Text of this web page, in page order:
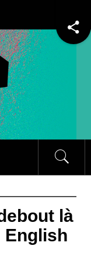
là
English